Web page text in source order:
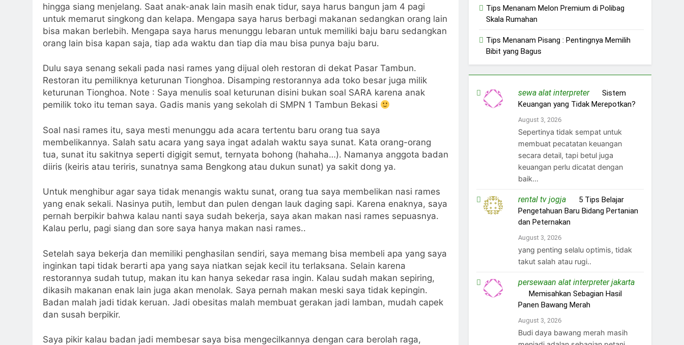
hingga siang menjelang. Saat anak-anak lain masih enak tidur, saya harus bangun jam 4 pagi
untuk memarut singkong dan kelapa. Mengapa saya harus berbagi makanan sedangkan orang lain
bisa makan berlebih. Mengapa saya harus menunggu lebaran untuk memiliki baju baru sedangkan
orang lain bisa kapan saja, tiap ada waktu dan tiap dia mau bisa punya baju baru.
Dulu saya senang sekali pada nasi rames yang dijual oleh restoran di dekat Pasar Tambun.
Restoran itu pemiliknya keturunan Tionghoa. Disamping restorannya ada toko besar juga milik
keturunan Tionghoa. Note : Saya menulis soal keturunan disini bukan soal SARA karena anak
pemilik toko itu teman saya. Gadis manis yang sekolah di SMPN 1 Tambun Bekasi
Soal nasi rames itu, saya mesti menunggu ada acara tertentu baru orang tua saya
membelikannya. Salah satu acara yang saya ingat adalah waktu saya sunat. Kata orang-orang
tua, sunat itu sakitnya seperti digigit semut, ternyata bohong (hahaha…). Namanya anggota badan
diiris (keiris atau teriris, sunatnya sama Bengkong atau dukun sunat) ya sakit dong ya.
Untuk menghibur agar saya tidak menangis waktu sunat, orang tua saya membelikan nasi rames
yang enak sekali. Nasinya putih, lembut dan pulen dengan lauk daging sapi. Karena enaknya, saya
pernah berpikir bahwa kalau nanti saya sudah bekerja, saya akan makan nasi rames sepuasnya.
Kalau perlu, pagi siang dan sore saya hanya makan nasi rames..
Setelah saya bekerja dan memiliki penghasilan sendiri, saya memang bisa membeli apa yang saya
inginkan tapi tidak berarti apa yang saya niatkan sejak kecil itu terlaksana. Selain karena
restorannya sudah tutup, makan itu kan hanya sekedar rasa ingin. Kalau sudah makan sepiring,
dikasih makanan enak lain juga akan menolak. Saya pernah makan meski saya tidak kepingin.
Badan malah jadi tidak keruan. Jadi obesitas malah membuat gerakan jadi lamban, mudah capek
dan susah berpikir.
Saya pikir kalau badan jadi membesar saya bisa mengecilkannya dengan cara berolah raga,
Tips Menanam Melon Premium di Polibag
Skala Rumahan
Tips Menanam Pisang : Pentingnya Memilih
Bibit yang Bagus
sewa alat interpreteron Sistem
Keuangan yang Tidak Merepotkan?
August 3, 2026
Sepertinya tidak sempat untuk
membuat pecatatan keuangan
secara detail, tapi betul juga
keuangan perlu dicatat dengan
baik...
rental tv jogjaon 5 Tips Belajar
Pengetahuan Baru Bidang Pertanian
dan Peternakan
August 3, 2026
yang penting selalu optimis, tidak
takut salah atau rugi..
persewaan alat interpreter jakarta
Memisahkan Sebagian Hasil
Panen Bawang Merah
August 3, 2026
Budi daya bawang merah masih